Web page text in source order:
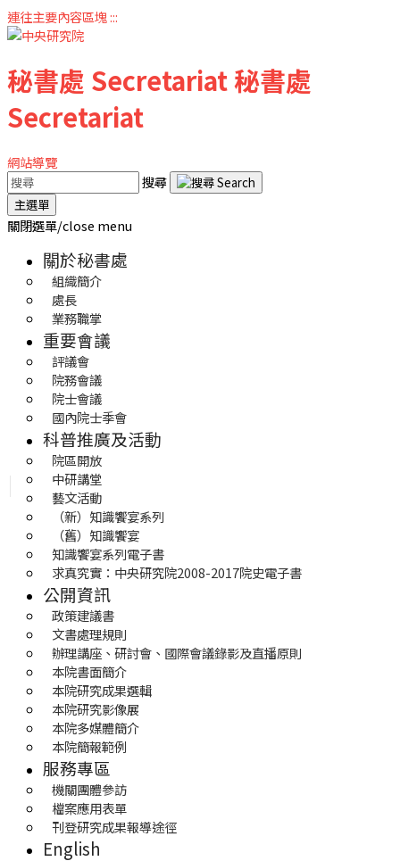
連往主要內容區塊:::
秘書處 Secretariat秘書處
Secretariat
網站導覽
搜尋
主選單
關閉選單/close menu
關於秘書處
組織簡介
處長
業務職掌
重要會議
評議會
院務會議
院士會議
國內院士季會
科普推廣及活動
院區開放
中研講堂
藝文活動
（新）知識饗宴系列
（舊）知識饗宴
知識饗宴系列電子書
求真究實：中央研究院2008-2017院史電子書
公開資訊
政策建議書
文書處理規則
辦理講座、研討會、國際會議錄影及直播原則
本院書面簡介
本院研究成果選輯
本院研究影像展
本院多媒體簡介
本院簡報範例
服務專區
機關團體參訪
檔案應用表單
刊登研究成果報導途徑
English